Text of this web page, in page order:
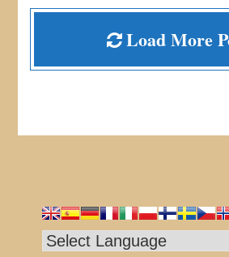
Load More